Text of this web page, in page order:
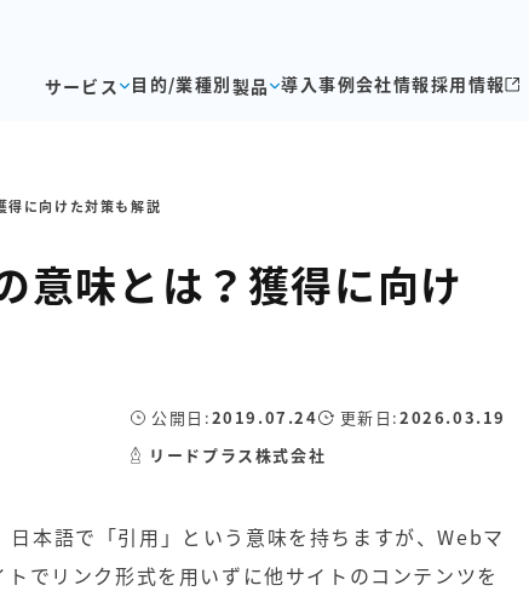
サービス 目的/業種別製品 導入事例会社情報採用情報
得に向けた対策も解説
意味とは？獲得に向け
公開日:2019.07.24 更新日:2026.03.19
リードプラス株式会社
本語で「引用」という意味を持ちますが、Webマ
でリンク形式を用いずに他サイトのコンテンツを